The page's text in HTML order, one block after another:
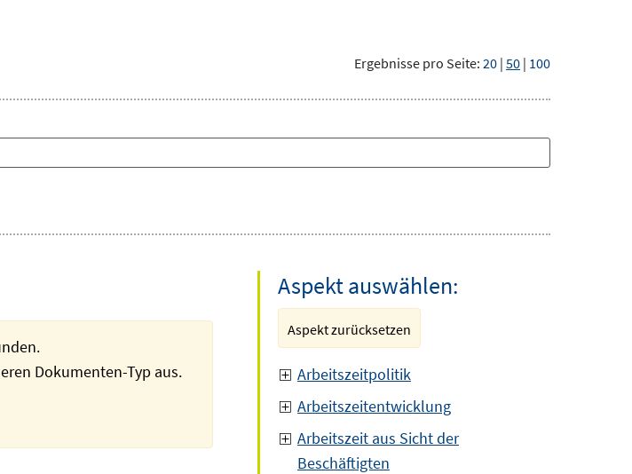
Ergebnisse pro Seite: 20 | 50 | 100
Dokumenten-Typ aus.
Aspekt auswählen:
Aspekt zurücksetzen
Arbeitszeitpolitik
Arbeitszeitentwicklung
Arbeitszeit aus Sicht der
Beschäftigten